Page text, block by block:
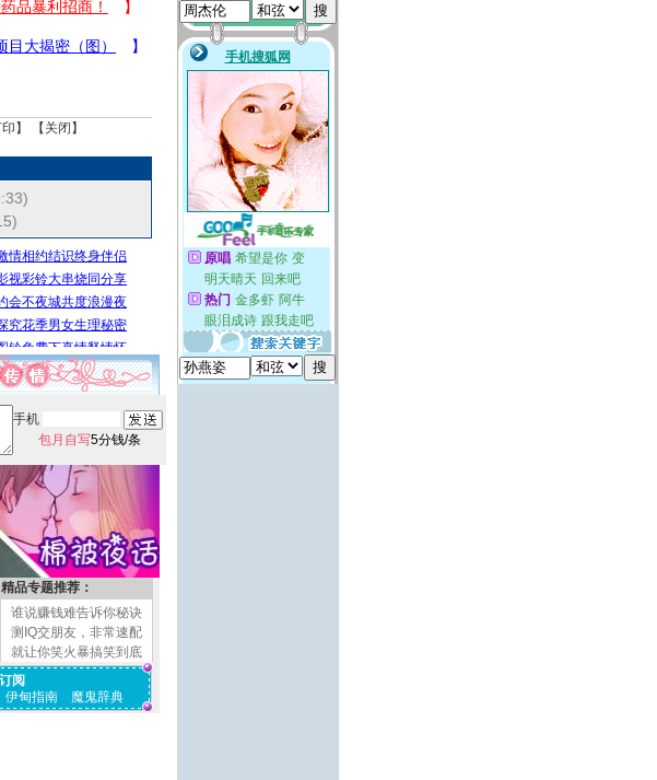
】 【 关闭 】
手机
包月自写5分钱/条
精品专题推荐：
谁说赚钱难告诉你秘诀
测IQ交朋友，非常速配
就让你笑火暴搞笑到底
阅
伊甸指南 魔鬼辞典